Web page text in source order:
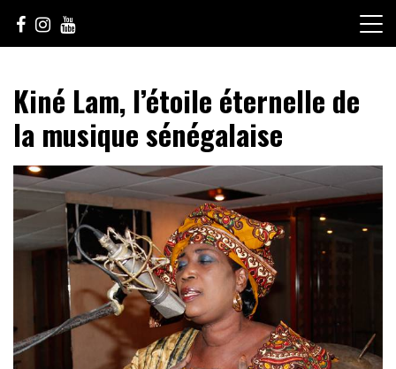
content
sunuculture
Kiné Lam, l’étoile éternelle de
la musique sénégalaise